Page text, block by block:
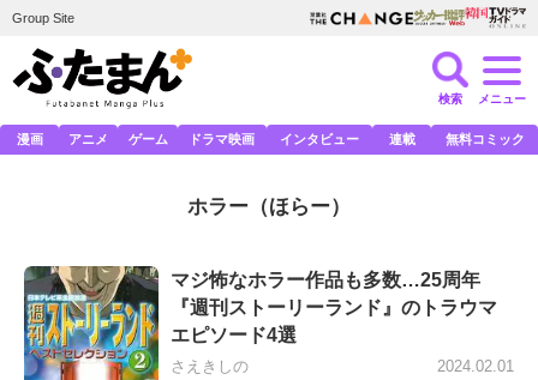
Group Site
検索 メニュー
漫画 アニメ ゲーム ドラマ映画 インタビュー 連載 無料コミック
ホラー （ほらー）
マジ怖なホラー作品も多数…25周年
『週刊ストーリーランド』のトラウマ
エピソード4選
さえきしの
2024.02.01